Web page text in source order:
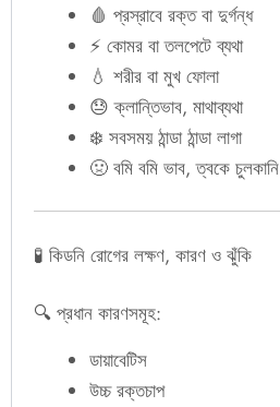
🩸 প্রস্রাবে রক্ত বা দুর্গন্ধ
⚡ কোমর বা তলপেটে ব্যথা
💧 শরীর বা মুখ ফোলা
😓 ক্লান্তিভাব, মাথাব্যথা
❄️ সবসময় ঠান্ডা ঠান্ডা লাগা
🤢 বমি বমি ভাব, ত্বকে চুলকানি
🧪 কিডনি রোগের লক্ষণ, কারণ ও ঝুঁকি
🔍 প্রধান কারণসমূহ:
ডায়াবেটিস
উচ্চ রক্তচাপ